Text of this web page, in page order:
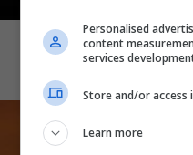
Personalised
content
services
Store and/or
Learn more